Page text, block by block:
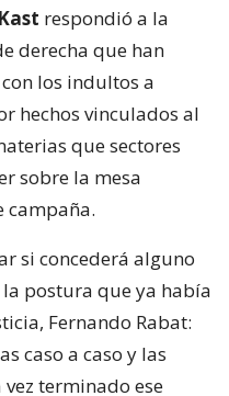
respondió a la
derecha que han
los indultos a
hechos vinculados al
que sectores
sobre la mesa
campaña.
si concederá alguno
postura que ya había
Fernando Rabat:
caso a caso y las
terminado ese